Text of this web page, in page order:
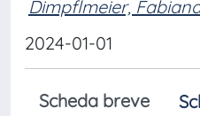
Dimpflmeier,
2024-01-01
Scheda breve